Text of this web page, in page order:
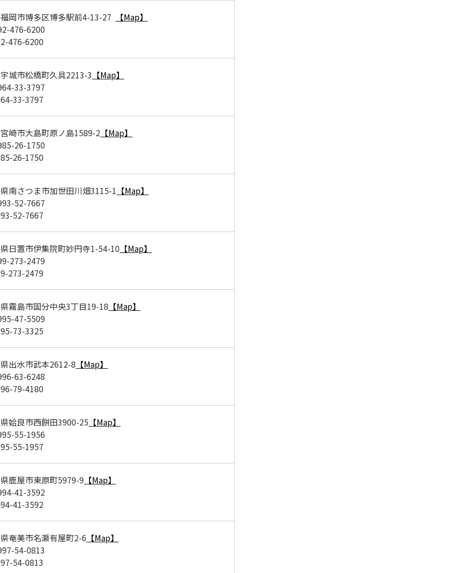
岡市博多区博多駅前4-13-27
【Map】
476-6200
476-6200
城市松橋町久具2213-3 【Map】
33-3797
33-3797
崎市大島町原ノ島1589-2 【Map】
26-1750
26-1750
南さつま市加世田川畑3115-1 【Map】
52-7667
52-7667
日置市伊集院町妙円寺1-54-10 【Map】
273-2479
273-2479
霧島市国分中央3丁目19-18 【Map】
47-5509
73-3325
出水市武本2612-8 【Map】
63-6248
79-4180
姶良市西餅田3900-25 【Map】
55-1956
55-1957
鹿屋市東原町5979-9 【Map】
41-3592
41-3592
奄美市名瀬有屋町2-6 【Map】
54-0813
54-0813